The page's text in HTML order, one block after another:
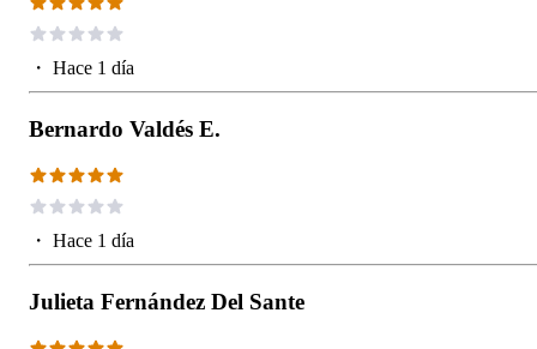
・ Hace 1 día
Bernardo Valdés E.
・ Hace 1 día
Julieta Fernández Del Sante